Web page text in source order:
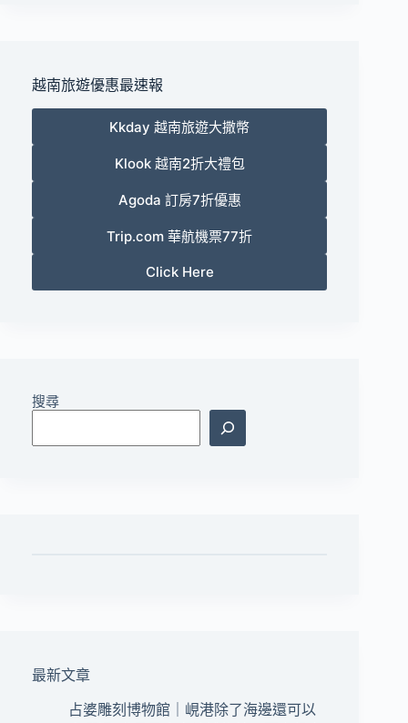
越南旅遊優惠最速報
Kkday 越南旅遊大撒幣
Klook 越南2折大禮包
Agoda 訂房7折優惠
Trip.com 華航機票77折
Click Here
搜尋
最新文章
占婆雕刻博物館｜峴港除了海邊還可以